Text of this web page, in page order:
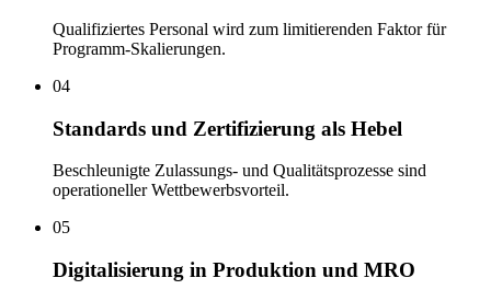
Qualifiziertes Personal wird zum limitierenden Faktor für
Programm-Skalierungen.
04
Standards und Zertifizierung als Hebel
Beschleunigte Zulassungs- und Qualitätsprozesse sind
operationeller Wettbewerbsvorteil.
05
Digitalisierung in Produktion und MRO